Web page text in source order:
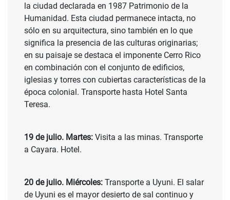
la ciudad declarada en 1987 Patrimonio de la
Humanidad. Esta ciudad permanece intacta, no
sólo en su arquitectura, sino también en lo que
significa la presencia de las culturas originarias;
en su paisaje se destaca el imponente Cerro Rico
en combinación con el conjunto de edificios,
iglesias y torres con cubiertas características de la
época colonial. Transporte hasta Hotel Santa
Teresa.
19 de julio. Martes: Visita a las minas. Transporte
a Cayara. Hotel.
20 de julio. Miércoles: Transporte a Uyuni. El salar
de Uyuni es el mayor desierto de sal continuo y